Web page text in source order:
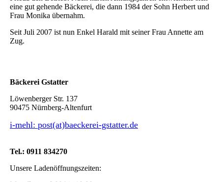
eine gut gehende Bäckerei, die dann 1984 der Sohn Herbert und
Frau Monika übernahm.
Seit Juli 2007 ist nun Enkel Harald mit seiner Frau Annette am
Zug.
Bäckerei Gstatter
Löwenberger Str. 137
90475 Nürnberg-Altenfurt
i-mehl: post(at)baeckerei-gstatter.de
Tel.: 0911 834270
Unsere Ladenöffnungszeiten: